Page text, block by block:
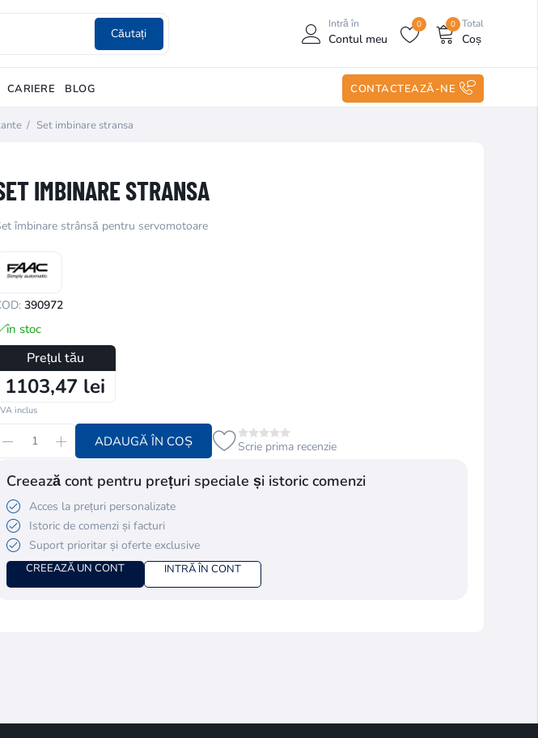
Căutați
Intră în
Contul meu
0 Total
Coș
0
CARIERE BLOG CONTACTEAZĂ-NE
/ Set imbinare stransa
IMBINARE STRANSA
îmbinare strânsă pentru servomotoare
390972
în stoc
Prețul tău
1103,47 lei
inclus
ADAUGĂ ÎN COȘ Scrie prima recenzie
Creează cont pentru prețuri speciale și istoric comenzi
Acces la prețuri personalizate
Istoric de comenzi și facturi
Suport prioritar și oferte exclusive
CREEAZĂ UN CONT INTRĂ ÎN CONT